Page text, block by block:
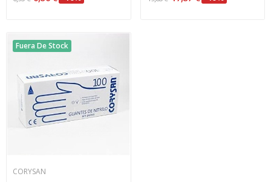
Fuera De Stock
CORYSAN